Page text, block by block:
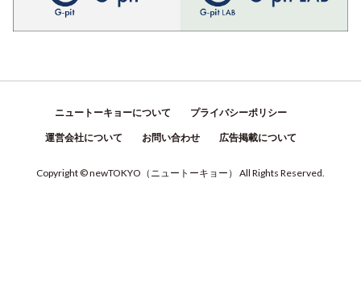
ニュートーキョーについて プライバシーポリシー
運営会社について お問い合わせ 広告掲載について
Copyright © newTOKYO （ ニュートーキョー ） All Rights Reserved.